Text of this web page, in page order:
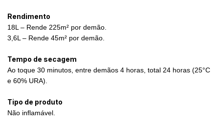
Rendimento
18L – Rende 225m² por demão.
3,6L – Rende 45m² por demão.
Tempo de secagem
Ao toque 30 minutos, entre demãos 4 horas, total 24 horas (25°C
e 60% URA).
Tipo de produto
Não inflamável.